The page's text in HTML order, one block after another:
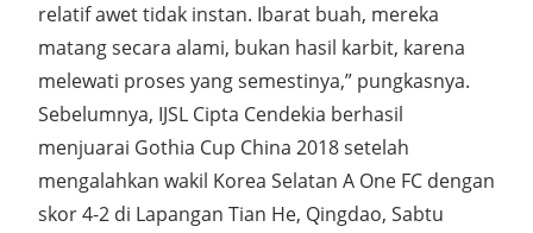
relatif awet tidak instan. Ibarat buah, mereka
matang secara alami, bukan hasil karbit, karena
melewati proses yang semestinya,” pungkasnya.
Sebelumnya, IJSL Cipta Cendekia berhasil
menjuarai Gothia Cup China 2018 setelah
mengalahkan wakil Korea Selatan A One FC dengan
skor 4-2 di Lapangan Tian He, Qingdao, Sabtu